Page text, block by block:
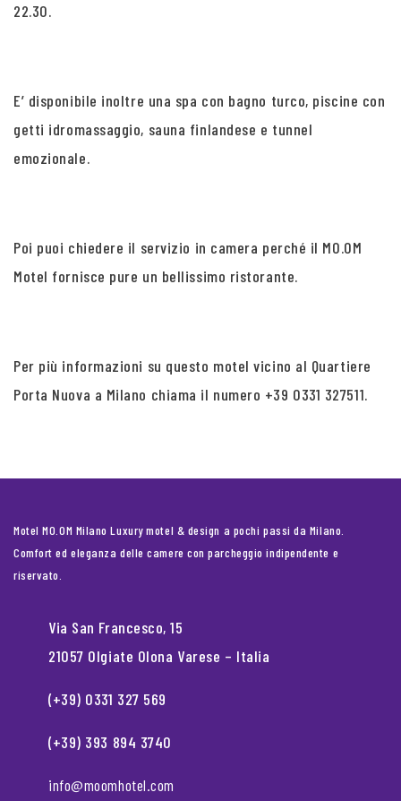
22.30.
E’ disponibile inoltre una spa con bagno turco, piscine con
getti idromassaggio, sauna finlandese e tunnel
emozionale.
Poi puoi chiedere il servizio in camera perché il MO.OM
Motel fornisce pure un bellissimo ristorante.
Per più informazioni su questo motel vicino al Quartiere
Porta Nuova a Milano chiama il numero +39 0331 327511.
Motel MO.OM Milano Luxury motel & design a pochi passi da Milano.
Comfort ed eleganza delle camere con parcheggio indipendente e
riservato.
Via San Francesco, 15
21057 Olgiate Olona Varese – Italia
(+39) 0331 327 569
(+39) 393 894 3740
info@moomhotel.com